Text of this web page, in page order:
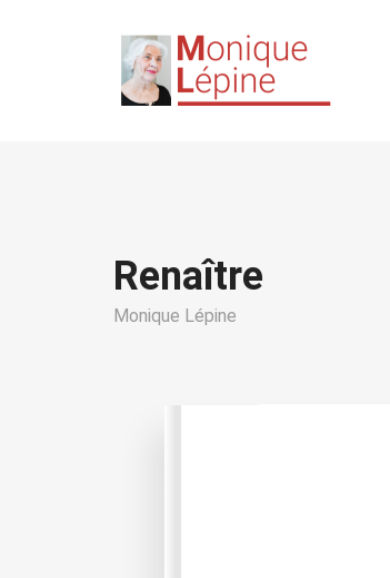
Renaître
Monique Lépine